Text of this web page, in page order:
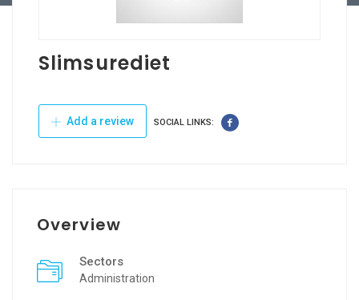
Slimsurediet
Add a review SOCIAL LINKS:
Overview
Sectors
Administration